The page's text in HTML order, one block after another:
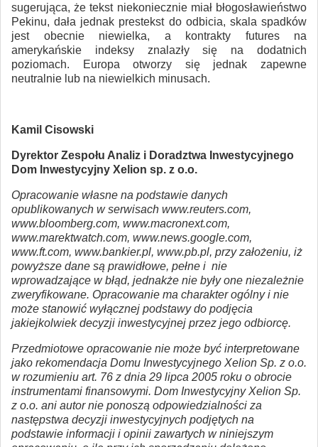
sugerująca, że tekst niekoniecznie miał błogosławieństwo
Pekinu, dała jednak prestekst do odbicia, skala spadków
jest obecnie niewielka, a kontrakty futures na
amerykańskie indeksy znalazły się na dodatnich
poziomach. Europa otworzy się jednak zapewne
neutralnie lub na niewielkich minusach.
Kamil Cisowski
Dyrektor Zespołu Analiz i Doradztwa Inwestycyjnego
Dom Inwestycyjny Xelion sp. z o.o.
Opracowanie własne na podstawie danych
opublikowanych w serwisach www.reuters.com,
www.bloomberg.com, www.macronext.com,
www.marektwatch.com, www.news.google.com,
www.ft.com, www.bankier.pl, www.pb.pl, przy założeniu, iż
powyższe dane są prawidłowe, pełne i nie
wprowadzające w błąd, jednakże nie były one niezależnie
zweryfikowane. Opracowanie ma charakter ogólny i nie
może stanowić wyłącznej podstawy do podjęcia
jakiejkolwiek decyzji inwestycyjnej przez jego odbiorcę.
Przedmiotowe opracowanie nie może być interpretowane
jako rekomendacja Domu Inwestycyjnego Xelion Sp. z o.o.
w rozumieniu art. 76 z dnia 29 lipca 2005 roku o obrocie
instrumentami finansowymi. Dom Inwestycyjny Xelion Sp.
z o.o. ani autor nie ponoszą odpowiedzialności za
następstwa decyzji inwestycyjnych podjętych na
podstawie informacji i opinii zawartych w niniejszym